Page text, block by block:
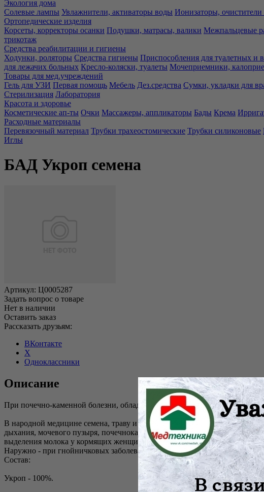
Экология дома
Солевые лампы Увлажнители, активаторы воды Ионизаторы, очистители
Ортопедические изделия
Корсеты, корректоры осанки Подушки, матрасы, валики Межпальцевые
трикотаж
Средства реабилитации и гигиены
Ходунки, роляторы Средства гигиены Приспособления для туалетных и
для лежачих больных Кресло-коляски, туалеты Мочеприемники,
Товары для мед.учреждений
Гель для УЗИ Первая помощь Мебель Дез.средства Сумки, укладки для
Стерилизация Лаборатория
Красота и здоровье
Косметические ап-ты Очки Массажеры, аппликаторы Бады Крема
Расходные материалы
Перевязочный материал Трубки трахеостомические Трубки силиконовые
Иглы
БАД Укроп семена
Артикул: Ц0005287
Задать вопрос о товаре
Нет в наличии
Оставить заказ
Рассказать друзьям:
ВКонтакте
X
Одноклассники
Описание
При почечно-каменной болезни, обладает мочегонным действием,
В народной медицине семена, траву и корни укропа применяют для
дыхания, мочевого пузыря, почечнокаменной болезни, пиелонефрите;
выделения молока у кормящих женщин, а также для возбуждения
Наружно - при гнойничковых заболеваниях лица и глаз.
Состав:
Укроп - 100%.